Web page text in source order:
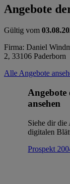
Angebote
Gültig vom
Firma: Daniel
2, 33106 Paderborn
Alle Angebote
Angebote
ansehen
Siehe dir die
digitalen
Prospekt